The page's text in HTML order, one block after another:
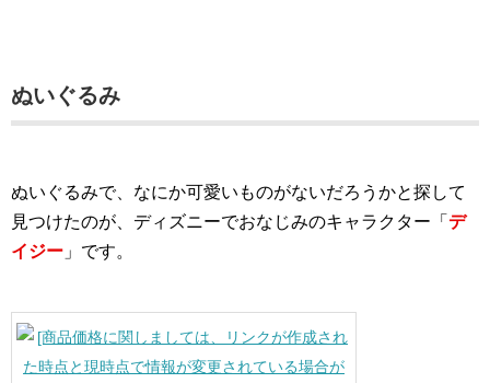
ぬいぐるみ
ぬいぐるみで、なにか可愛いものがないだろうかと探して
見つけたのが、ディズニーでおなじみのキャラクター「 デ
イジー 」です。